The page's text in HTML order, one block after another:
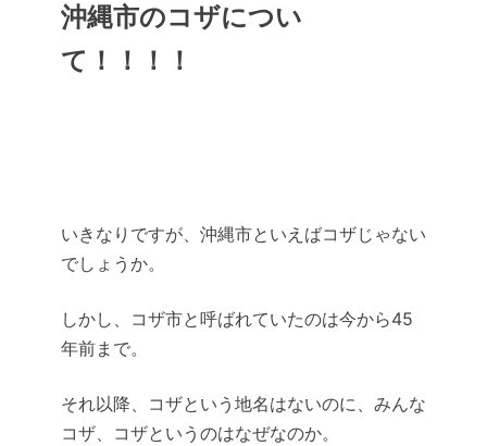
沖縄市のコザについ
て！！！！
いきなりですが、沖縄市といえばコザじゃない
でしょうか。
しかし、コザ市と呼ばれていたのは今から45
年前まで。
それ以降、コザという地名はないのに、みんな
コザ、コザというのはなぜなのか。